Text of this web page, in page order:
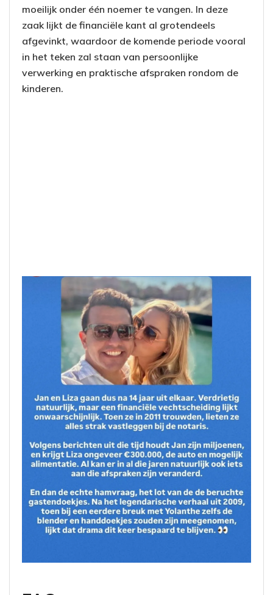
moeilijk onder één noemer te vangen. In deze
zaak lijkt de financiële kant al grotendeels
afgevinkt, waardoor de komende periode vooral
in het teken zal staan van persoonlijke
verwerking en praktische afspraken rondom de
kinderen.